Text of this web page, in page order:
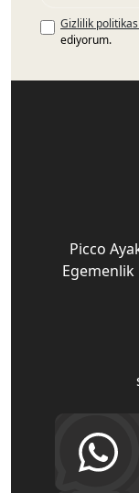
Gizlilik
ediyorum.
Picco
Egemenlik